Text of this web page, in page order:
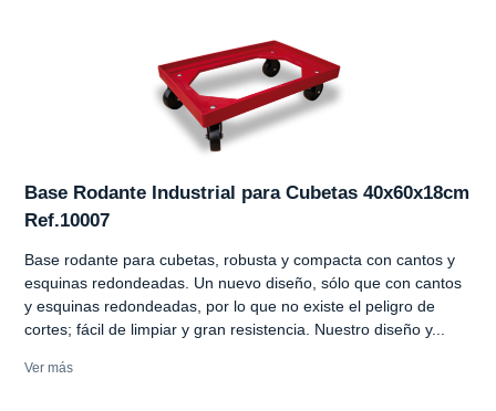
Base Rodante Industrial para Cubetas 40x60x18cm
Ref.10007
Base rodante para cubetas, robusta y compacta con cantos y
esquinas redondeadas. Un nuevo diseño, sólo que con cantos
y esquinas redondeadas, por lo que no existe el peligro de
cortes; fácil de limpiar y gran resistencia. Nuestro diseño y...
Ver más